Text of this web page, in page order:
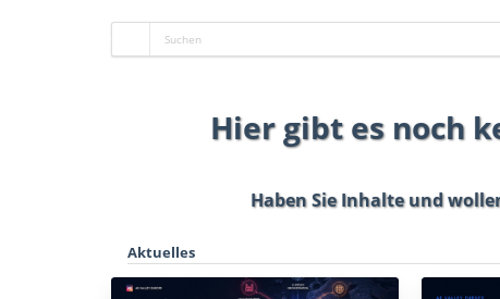
Hier gibt es noch
Haben Sie Inhalte und
Aktuelles